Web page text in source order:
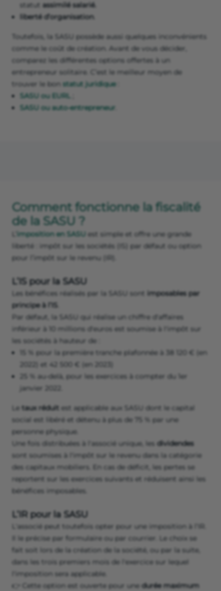
statut assimilé salarié.
liberté d’organisation.
Toutefois, la SASU possède aussi quelques inconvénients
comme le coût de création. Avant de vous décider,
comparez les différentes options offertes à un
entrepreneur solitaire. C’est le meilleur moyen de
trouver le bon statut juridique:
SASU ou EURL
SASU ou auto-entrepreneur
Comment fonctionne la fiscalité
de la SASU ?
imposition en SASU est simple et offre une grande
liberté : impôt sur les sociétés (IS) par défaut ou option
pour l’impôt sur le revenu (IR).
L’IS pour la SASU
Les bénéfices réalisés par la SASU sont imposables par
principe à l’IS
Par défaut, la SASU qui réalise un chiffre d'affaires
inférieur à 10 millions d'euros est soumise à l'impôt sur
les sociétés à hauteur de :
15 % pour la première tranche plafonnée à 38 120 € (en
2022) et 42 500 € (en 2023)
25 % au-delà, pour les exercices à compter du 1er
janvier 2022.
Le taux réduit est applicable aux SASU dont le capital
social est libéré et détenu à plus de 75 % par une
personne physique.
Une fois distribuées à l'associé unique, les dividendes
sont soumises à l'impôt sur le revenu dans la catégorie
des capitaux mobiliers. En cas de déficit, les pertes se
reportent sur les exercices suivants et réduisent ainsi les
bénéfices imposables.
L’IR pour la SASU
L'associé peut toutefois opter pour une imposition à l’IR.
Il le précise par formulaire ou par courrier. Le choix se
fait soit lors de la création de la société, ou par la suite,
dans les trois premiers mois de l'exercice sur lequel
l'imposition sera applicable.
👉 Cette option est ouverte pour une durée maximum